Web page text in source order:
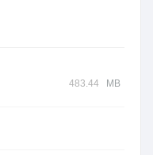
483.44 MB